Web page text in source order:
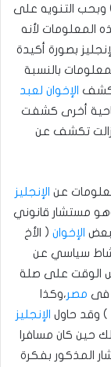
وبحب التنويه على
المعلومات لأنه
بصورة أكيدة
بالنسبة
كشف الإخوان لعبد
أخرى كشفت
تكشف عن
عن الإنجليز
مستشار قانوني
الإخوان ( الأخ
سياسي عن
الوقت على صلة
فى مصر،وكذا
وقد حاول الإنجليز
حين كان مسافرا
المذكور بفكرة